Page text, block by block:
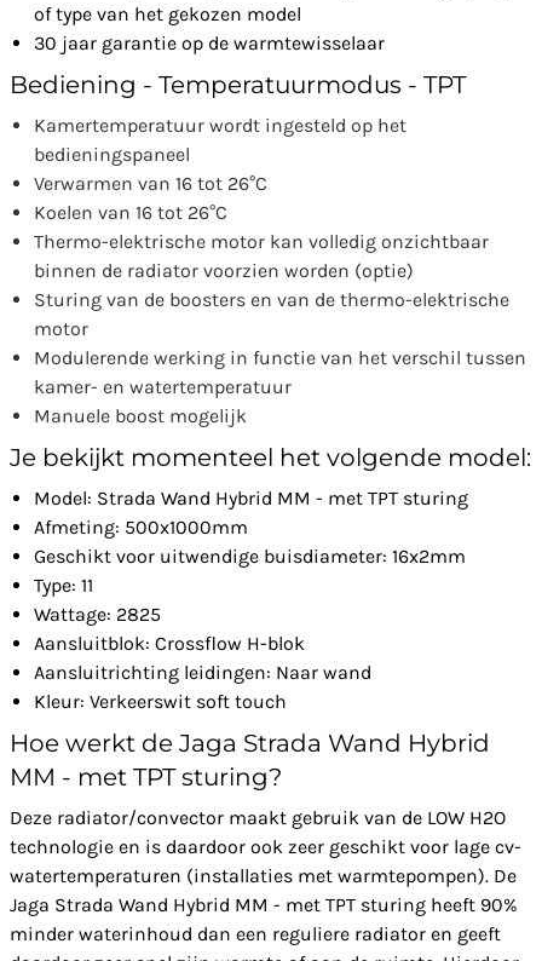
of type van het gekozen model
30 jaar garantie op de warmtewisselaar
Bediening - Temperatuurmodus - TPT
Kamertemperatuur wordt ingesteld op het
bedieningspaneel
Verwarmen van 16 tot 26°C
Koelen van 16 tot 26°C
Thermo-elektrische motor kan volledig onzichtbaar
binnen de radiator voorzien worden (optie)
Sturing van de boosters en van de thermo-elektrische
motor
Modulerende werking in functie van het verschil tussen
kamer- en watertemperatuur
Manuele boost mogelijk
Je bekijkt momenteel het volgende model:
Model: Strada Wand Hybrid MM - met TPT sturing
Afmeting: 500x1000mm
Geschikt voor uitwendige buisdiameter: 16x2mm
Type: 11
Wattage: 2825
Aansluitblok: Crossflow H-blok
Aansluitrichting leidingen: Naar wand
Kleur: Verkeerswit soft touch
Hoe werkt de Jaga Strada Wand Hybrid
MM - met TPT sturing?
Deze radiator/convector maakt gebruik van de LOW H2O
technologie en is daardoor ook zeer geschikt voor lage cv-
watertemperaturen (installaties met warmtepompen). De
Jaga Strada Wand Hybrid MM - met TPT sturing heeft 90%
minder waterinhoud dan een reguliere radiator en geeft